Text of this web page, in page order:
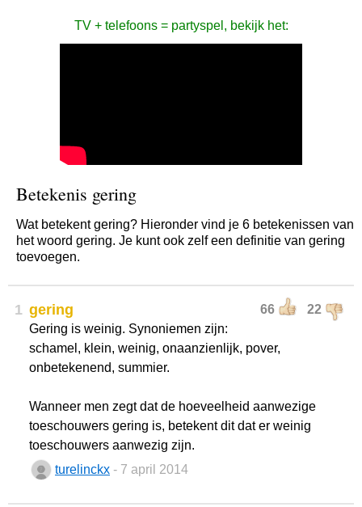
TV + telefoons = partyspel, bekijk het:
Betekenis gering
Wat betekent gering? Hieronder vind je 6 betekenissen van
het woord gering. Je kunt ook zelf een definitie van gering
toevoegen.
1 66 22
gering
Gering is weinig. Synoniemen zijn:
schamel, klein, weinig, onaanzienlijk, pover,
onbetekenend, summier.
Wanneer men zegt dat de hoeveelheid aanwezige
toeschouwers gering is, betekent dit dat er weinig
toeschouwers aanwezig zijn.
turelinckx - 7 april 2014